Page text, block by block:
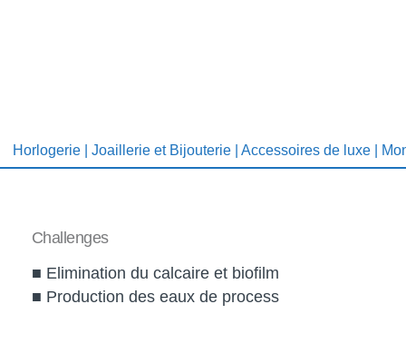
Horlogerie | Joaillerie et Bijouterie | Accessoires de luxe |
Challenges
■ Elimination du calcaire et biofilm
■ Production des eaux de process